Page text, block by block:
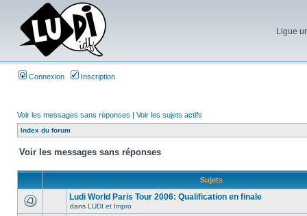
Ligue
Connexion Inscription
Voir les messages sans réponses | Voir les sujets actifs
Index du forum
Voir les messages sans réponses
Sujets
Ludi World Paris Tour 2006: Qualification en finale
dans LUDI et Impro